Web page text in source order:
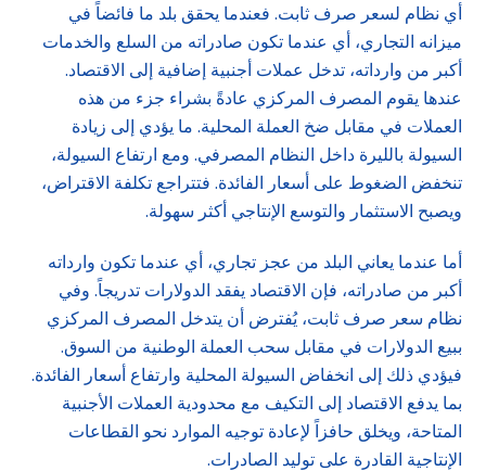
أي نظام لسعر صرف ثابت. فعندما يحقق بلد ما فائضاً في
ميزانه التجاري، أي عندما تكون صادراته من السلع والخدمات
أكبر من وارداته، تدخل عملات أجنبية إضافية إلى الاقتصاد.
عندها يقوم المصرف المركزي عادةً بشراء جزء من هذه
العملات في مقابل ضخ العملة المحلية. ما يؤدي إلى زيادة
السيولة بالليرة داخل النظام المصرفي. ومع ارتفاع السيولة،
تنخفض الضغوط على أسعار الفائدة. فتتراجع تكلفة الاقتراض،
ويصبح الاستثمار والتوسع الإنتاجي أكثر سهولة.
أما عندما يعاني البلد من عجز تجاري، أي عندما تكون وارداته
أكبر من صادراته، فإن الاقتصاد يفقد الدولارات تدريجاً. وفي
نظام سعر صرف ثابت، يُفترض أن يتدخل المصرف المركزي
ببيع الدولارات في مقابل سحب العملة الوطنية من السوق.
فيؤدي ذلك إلى انخفاض السيولة المحلية وارتفاع أسعار الفائدة.
بما يدفع الاقتصاد إلى التكيف مع محدودية العملات الأجنبية
المتاحة، ويخلق حافزاً لإعادة توجيه الموارد نحو القطاعات
الإنتاجية القادرة على توليد الصادرات.